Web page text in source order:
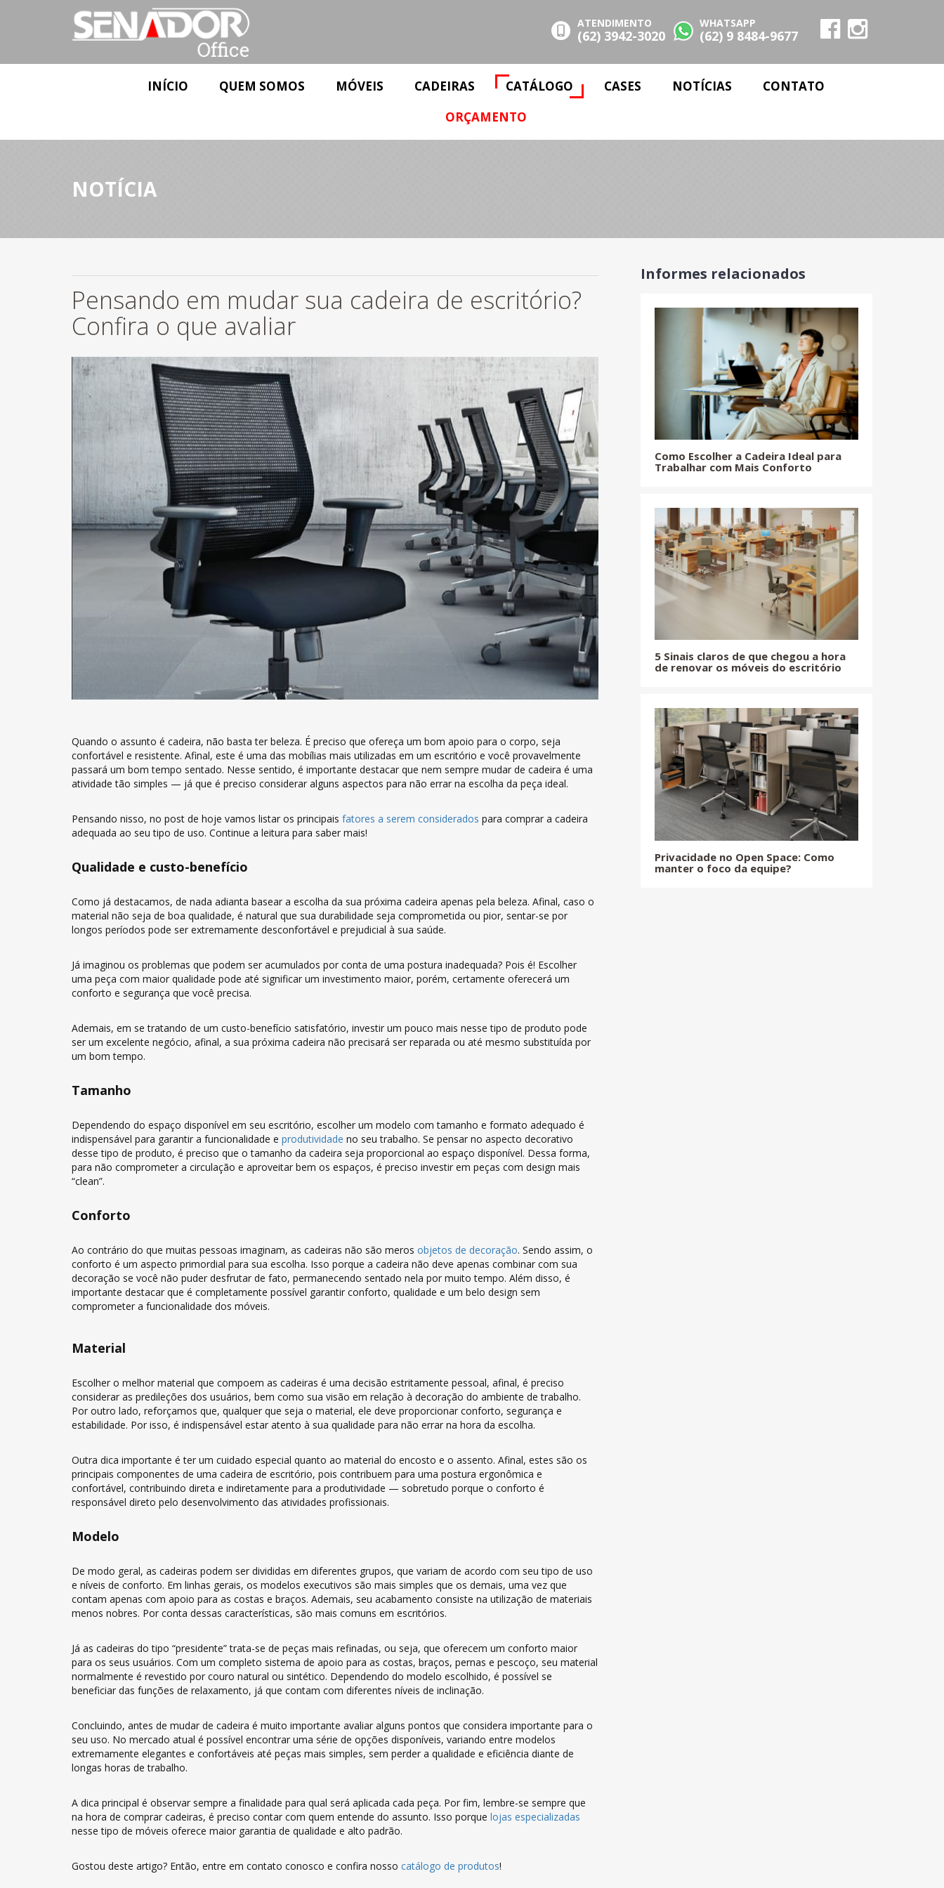
WHATSAPP
(62) 9 8484-9677
ATENDIMENTO
(62) 3942-3020
INÍCIO QUEM SOMOS MÓVEIS CADEIRAS CATÁLOGO CASES NOTÍCIAS
CONTATO
ORÇAMENTO
NOTÍCIA
Pensando em mudar sua cadeira de escritório?
Confira o que avaliar
Quando o assunto é cadeira, não basta ter beleza. É preciso que ofereça um bom apoio para o corpo, seja
confortável e resistente. Afinal, este é uma das mobílias mais utilizadas em um escritório e você provavelmente
passará um bom tempo sentado. Nesse sentido, é importante destacar que nem sempre mudar de cadeira é uma
atividade tão simples — já que é preciso considerar alguns aspectos para não errar na escolha da peça ideal.
Pensando nisso, no post de hoje vamos listar os principais fatores a serem considerados para comprar a cadeira
adequada ao seu tipo de uso. Continue a leitura para saber mais!
Qualidade e custo-benefício
Como já destacamos, de nada adianta basear a escolha da sua próxima cadeira apenas pela beleza. Afinal, caso o
material não seja de boa qualidade, é natural que sua durabilidade seja comprometida ou pior, sentar-se por
longos períodos pode ser extremamente desconfortável e prejudicial à sua saúde.
Já imaginou os problemas que podem ser acumulados por conta de uma postura inadequada? Pois é! Escolher
uma peça com maior qualidade pode até significar um investimento maior, porém, certamente oferecerá um
conforto e segurança que você precisa.
Ademais, em se tratando de um custo-benefício satisfatório, investir um pouco mais nesse tipo de produto pode
ser um excelente negócio, afinal, a sua próxima cadeira não precisará ser reparada ou até mesmo substituída por
um bom tempo.
Tamanho
Dependendo do espaço disponível em seu escritório, escolher um modelo com tamanho e formato adequado é
indispensável para garantir a funcionalidade e produtividade no seu trabalho. Se pensar no aspecto decorativo
desse tipo de produto, é preciso que o tamanho da cadeira seja proporcional ao espaço disponível. Dessa forma,
para não comprometer a circulação e aproveitar bem os espaços, é preciso investir em peças com design mais
“clean”.
Conforto
Ao contrário do que muitas pessoas imaginam, as cadeiras não são meros objetos de decoração. Sendo assim, o
conforto é um aspecto primordial para sua escolha. Isso porque a cadeira não deve apenas combinar com sua
decoração se você não puder desfrutar de fato, permanecendo sentado nela por muito tempo. Além disso, é
importante destacar que é completamente possível garantir conforto, qualidade e um belo design sem
comprometer a funcionalidade dos móveis.
Material
Escolher o melhor material que compoem as cadeiras é uma decisão estritamente pessoal, afinal, é preciso
considerar as predileções dos usuários, bem como sua visão em relação à decoração do ambiente de trabalho.
Por outro lado, reforçamos que, qualquer que seja o material, ele deve proporcionar conforto, segurança e
estabilidade. Por isso, é indispensável estar atento à sua qualidade para não errar na hora da escolha.
Outra dica importante é ter um cuidado especial quanto ao material do encosto e o assento. Afinal, estes são os
principais componentes de uma cadeira de escritório, pois contribuem para uma postura ergonômica e
confortável, contribuindo direta e indiretamente para a produtividade — sobretudo porque o conforto é
responsável direto pelo desenvolvimento das atividades profissionais.
Modelo
De modo geral, as cadeiras podem ser divididas em diferentes grupos, que variam de acordo com seu tipo de uso
e níveis de conforto. Em linhas gerais, os modelos executivos são mais simples que os demais, uma vez que
contam apenas com apoio para as costas e braços. Ademais, seu acabamento consiste na utilização de materiais
menos nobres. Por conta dessas características, são mais comuns em escritórios.
Já as cadeiras do tipo “presidente” trata-se de peças mais refinadas, ou seja, que oferecem um conforto maior
para os seus usuários. Com um completo sistema de apoio para as costas, braços, pernas e pescoço, seu material
normalmente é revestido por couro natural ou sintético. Dependendo do modelo escolhido, é possível se
beneficiar das funções de relaxamento, já que contam com diferentes níveis de inclinação.
Concluindo, antes de mudar de cadeira é muito importante avaliar alguns pontos que considera importante para o
seu uso. No mercado atual é possível encontrar uma série de opções disponíveis, variando entre modelos
extremamente elegantes e confortáveis até peças mais simples, sem perder a qualidade e eficiência diante de
longas horas de trabalho.
A dica principal é observar sempre a finalidade para qual será aplicada cada peça. Por fim, lembre-se sempre que
na hora de comprar cadeiras, é preciso contar com quem entende do assunto. Isso porque lojas especializadas
nesse tipo de móveis oferece maior garantia de qualidade e alto padrão.
Gostou deste artigo? Então, entre em contato conosco e confira nosso catálogo de produtos!
Informes relacionados
Como Escolher a Cadeira Ideal para
Trabalhar com Mais Conforto
5 Sinais claros de que chegou a hora
de renovar os móveis do escritório
Privacidade no Open Space: Como
manter o foco da equipe?